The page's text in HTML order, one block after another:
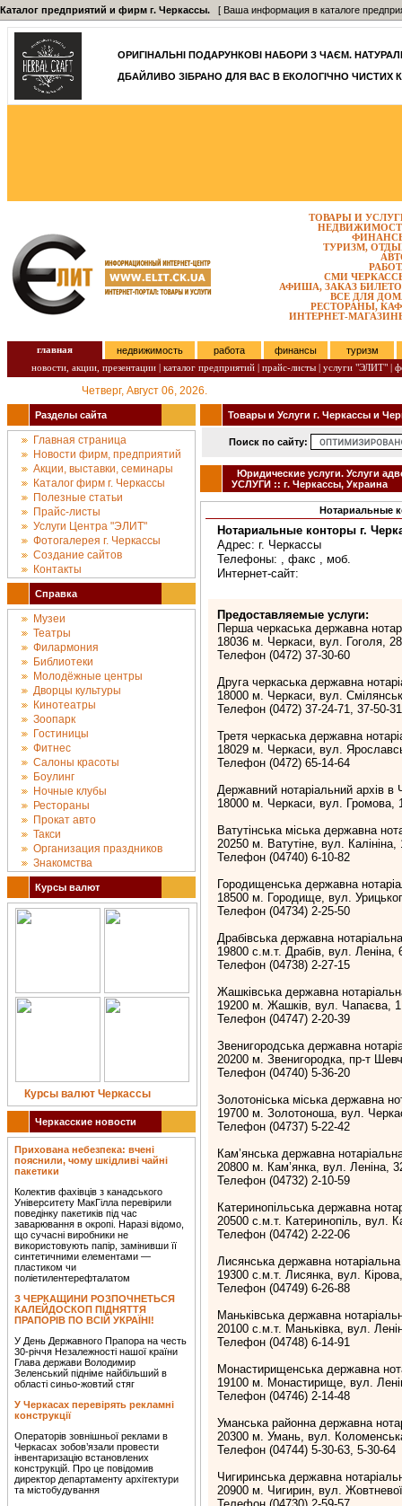
Каталог предприятий и фирм г. Черкассы. [ Ваша информация в каталоге
ОРИГІНАЛЬНІ ПОДАРУНКОВІ НАБОРИ З ЧАЄМ.
ДБАЙЛИВО ЗІБРАНО ДЛЯ ВАС В ЕКОЛОГІЧНО ЧИСТИХ
ТОВАРЫ И
ТУРИЗМ,
СМИ
АФИША, ЗАКАЗ
ВСЕ ДЛЯ
РЕСТОРАНЫ,
ИНТЕРНЕТ-
главная недвижимость работа финансы
туризм
новости, акции, презентации | каталог предприятий | прайс-листы | услуги "ЭЛИТ" |
Четверг, Август 06, 2026.
Разделы сайта
Главная страница
Новости фирм, предприятий
Акции, выставки, семинары
Каталог фирм г. Черкассы
Полезные статьи
Прайс-листы
Услуги Центра "ЭЛИТ"
Фотогалерея г. Черкассы
Создание сайтов
Контакты
Справка
Музеи
Театры
Филармония
Библиотеки
Молодёжные центры
Дворцы культуры
Кинотеатры
Зоопарк
Гостиницы
Фитнес
Салоны красоты
Боулинг
Ночные клубы
Рестораны
Прокат авто
Такси
Организация праздников
Знакомства
Курсы валют
Курсы валют Черкассы
Черкасские новости
Прихована небезпека: вчені
пояснили, чому шкідливі чайні
пакетики
Колектив фахівців з канадського
Університету МакГілла перевірили
поведінку пакетиків під час
заварювання в окропі. Наразі відомо,
що сучасні виробники не
використовують папір, замінивши її
синтетичними елементами —
пластиком чи
поліетилентерефталатом
З ЧЕРКАЩИНИ РОЗПОЧНЕТЬСЯ
КАЛЕЙДОСКОП ПІДНЯТТЯ
ПРАПОРІВ ПО ВСІЙ УКРАЇНІ!
У День Державного Прапора на честь
30-річчя Незалежності нашої країни
Глава держави Володимир
Зеленський підніме найбільший в
області синьо-жовтий стяг
У Черкасах перевірять рекламні
конструкції
Операторів зовнішньої реклами в
Черкасах зобов’язали провести
інвентаризацію встановлених
конструкцій. Про це повідомив
директор департаменту архітектури
та містобудування
Товары и Услуги г. Черкассы и
Поиск по сайту:
Юридические услуги. Услуги
УСЛУГИ :: г. Черкассы, Украина
Нотариальные
Нотариальные конторы г.
Адрес: г. Черкассы
Телефоны: , факс , моб.
Интернет-сайт:
Предоставляемые услуги:
Перша черкаська державна
18036 м. Черкаси, вул. Гоголя,
Телефон (0472) 37-30-60
Друга черкаська державна
18000 м. Черкаси, вул.
Телефон (0472) 37-24-71, 37-50-31
Третя черкаська державна
18029 м. Черкаси, вул.
Телефон (0472) 65-14-64
Державний нотаріальний архів в
18000 м. Черкаси, вул. Громова,
Ватутінська міська державна
20250 м. Ватутіне, вул. Калініна,
Телефон (04740) 6-10-82
Городищенська державна
18500 м. Городище, вул.
Телефон (04734) 2-25-50
Драбівська державна
19800 с.м.т. Драбів, вул. Леніна,
Телефон (04738) 2-27-15
Жашківська державна
19200 м. Жашків, вул. Чапаєва, 1
Телефон (04747) 2-20-39
Звенигородська державна
20200 м. Звенигородка, пр-т
Телефон (04740) 5-36-20
Золотоніська міська державна
19700 м. Золотоноша, вул.
Телефон (04737) 5-22-42
Кам’янська державна
20800 м. Кам’янка, вул. Леніна,
Телефон (04732) 2-10-59
Катеринопільська державна
20500 с.м.т. Катеринопіль, вул.
Телефон (04742) 2-22-06
Лисянська державна нотаріальна
19300 с.м.т. Лисянка, вул.
Телефон (04749) 6-26-88
Маньківська державна
20100 с.м.т. Маньківка, вул.
Телефон (04748) 6-14-91
Монастирищенська державна
19100 м. Монастирище, вул.
Телефон (04746) 2-14-48
Уманська районна державна
20300 м. Умань, вул.
Телефон (04744) 5-30-63, 5-30-64
Чигиринська державна
20900 м. Чигирин, вул.